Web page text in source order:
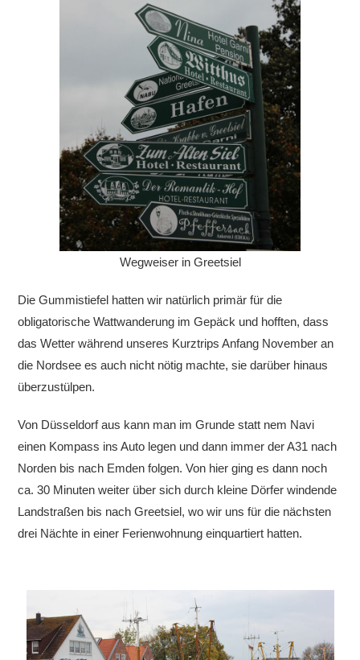
Wegweiser in Greetsiel
Die Gummistiefel hatten wir natürlich primär für die
obligatorische Wattwanderung im Gepäck und hofften, dass
das Wetter während unseres Kurztrips Anfang November an
die Nordsee es auch nicht nötig machte, sie darüber hinaus
überzustülpen.
Von Düsseldorf aus kann man im Grunde statt nem Navi
einen Kompass ins Auto legen und dann immer der A31 nach
Norden bis nach Emden folgen. Von hier ging es dann noch
ca. 30 Minuten weiter über sich durch kleine Dörferwindende
Landstraßen bis nach Greetsiel, wo wir uns für die nächsten
drei Nächte in einer Ferienwohnung einquartiert hatten.